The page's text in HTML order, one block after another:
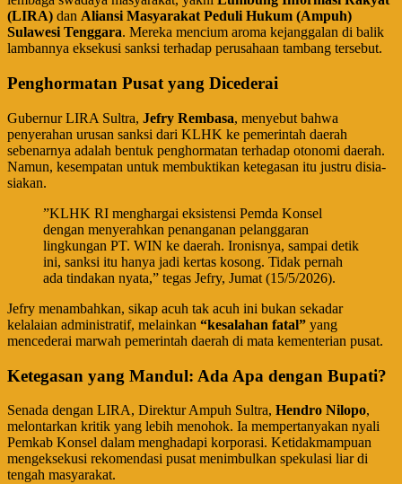
(LIRA) dan Aliansi Masyarakat Peduli Hukum (Ampuh)
Sulawesi Tenggara. Mereka mencium aroma kejanggalan di balik
lambannya eksekusi sanksi terhadap perusahaan tambang tersebut.
Penghormatan Pusat yang Dicederai
​Gubernur LIRA Sultra, Jefry Rembasa, menyebut bahwa
penyerahan urusan sanksi dari KLHK ke pemerintah daerah
sebenarnya adalah bentuk penghormatan terhadap otonomi daerah.
Namun, kesempatan untuk membuktikan ketegasan itu justru disia-
siakan.
​”KLHK RI menghargai eksistensi Pemda Konsel
dengan menyerahkan penanganan pelanggaran
lingkungan PT. WIN ke daerah. Ironisnya, sampai detik
ini, sanksi itu hanya jadi kertas kosong. Tidak pernah
ada tindakan nyata,” tegas Jefry, Jumat (15/5/2026).
​Jefry menambahkan, sikap acuh tak acuh ini bukan sekadar
kelalaian administratif, melainkan “kesalahan fatal” yang
mencederai marwah pemerintah daerah di mata kementerian pusat.
Ketegasan yang Mandul: Ada Apa dengan Bupati?
​Senada dengan LIRA, Direktur Ampuh Sultra, Hendro Nilopo,
melontarkan kritik yang lebih menohok. Ia mempertanyakan nyali
Pemkab Konsel dalam menghadapi korporasi. Ketidakmampuan
mengeksekusi rekomendasi pusat menimbulkan spekulasi liar di
tengah masyarakat.